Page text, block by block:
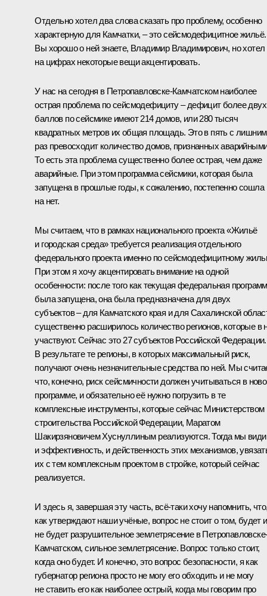
Отдельно хотел два слова сказать про проблему, особенно
характерную для Камчатки, – это сейсмодефицитное жильё.
Вы хорошо о ней знаете, Владимир Владимирович, но хотел
на цифрах некоторые вещи акцентировать.
У нас на сегодня в Петропавловске-Камчатском наиболее
острая проблема по сейсмодефициту – дефицит более двух
баллов по сейсмике имеют 214 домов, или 280 тысяч
квадратных метров их общая площадь. Это в пять с лишним
раз превосходит количество домов, признанных
То есть эта проблема существенно более острая, чем даже
аварийные. При этом программа сейсмики, которая была
запущена в прошлые годы, к сожалению, постепенно сошла
на нет.
Мы считаем, что в рамках национального проекта «Жильё
и городская среда» требуется реализация отдельного
федерального проекта именно по сейсмодефицитному
При этом я хочу акцентировать внимание на одной
особенности: после того как текущая федеральная
была запущена, она была предназначена для двух
субъектов – для Камчатского края и для Сахалинской
существенно расширилось количество регионов, которые в
участвуют. Сейчас это 27 субъектов Российской Федерации.
В результате те регионы, в которых максимальный риск,
получают очень незначительные средства по ней. Мы
что, конечно, риск сейсмичности должен учитываться в
программе, и обязательно её нужно погрузить в те
комплексные инструменты, которые сейчас Министерством
строительства Российской Федерации, Маратом
Шакирзяновичем Хуснуллиным реализуются. Тогда мы
и эффективность, и действенность этих механизмов,
их с тем комплексным проектом в стройке, который сейчас
реализуется.
И здесь я, завершая эту часть, всё-таки хочу напомнить,
как утверждают наши учёные, вопрос не стоит о том, будет
не будет разрушительное землетрясение в
Камчатском, сильное землетрясение. Вопрос только стоит,
когда оно будет. И конечно, это вопрос безопасности, я как
губернатор региона просто не могу его обходить и не могу
не ставить его как наиболее острый, когда мы говорим про